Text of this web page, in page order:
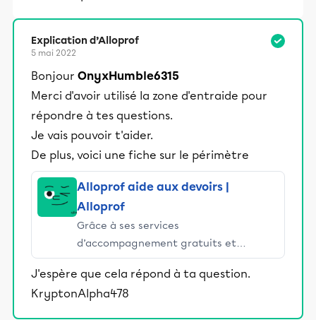
Explication d’Alloprof
5 mai 2022
Bonjour OnyxHumble6315
Merci d'avoir utilisé la zone d'entraide pour
répondre à tes questions.
Je vais pouvoir t'aider.
De plus, voici une fiche sur le périmètre
Alloprof aide aux devoirs |
Alloprof
Grâce à ses services
d’accompagnement gratuits et
stimulants, Alloprof engage les élèves
et leurs parents dans la réussite
éducative.
J'espère que cela répond à ta question.
KryptonAlpha478